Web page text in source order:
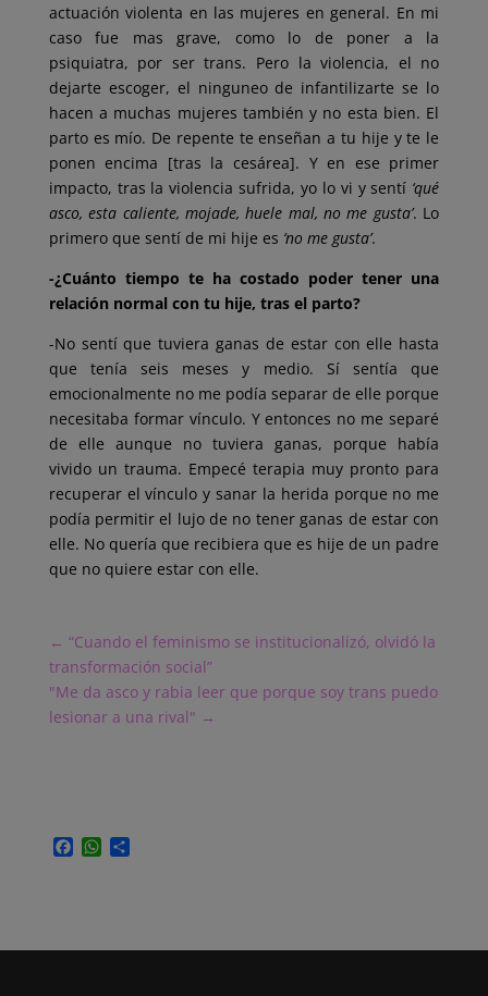
actuación violenta en las mujeres en general. En mi
caso fue mas grave, como lo de poner a la
psiquiatra, por ser trans. Pero la violencia, el no
dejarte escoger, el ninguneo de infantilizarte se lo
hacen a muchas mujeres también y no esta bien. El
parto es mío. De repente te enseñan a tu hije y te le
ponen encima [tras la cesárea]. Y en ese primer
impacto, tras la violencia sufrida, yo lo vi y sentí ‘qué
asco, esta caliente, mojade, huele mal, no me gusta’. Lo
primero que sentí de mi hije es ‘no me gusta’.
-¿Cuánto tiempo te ha costado poder tener una
relación normal con tu hije, tras el parto?
-No sentí que tuviera ganas de estar con elle hasta
que tenía seis meses y medio. Sí sentía que
emocionalmente no me podía separar de elle porque
necesitaba formar vínculo. Y entonces no me separé
de elle aunque no tuviera ganas, porque había
vivido un trauma. Empecé terapia muy pronto para
recuperar el vínculo y sanar la herida porque no me
podía permitir el lujo de no tener ganas de estar con
elle. No quería que recibiera que es hije de un padre
que no quiere estar con elle.
← “Cuando el feminismo se institucionalizó, olvidó la
transformación social”
"Me da asco y rabia leer que porque soy trans puedo
lesionar a una rival" →
F
o
W
A
C
r